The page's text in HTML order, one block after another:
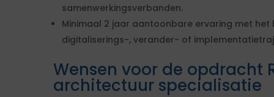
samenwerkingsverbanden.
Minimaal 2 jaar aantoonbare ervaring met
digitaliserings-, verander- of
Wensen voor de opdracht
architectuur specialisatie